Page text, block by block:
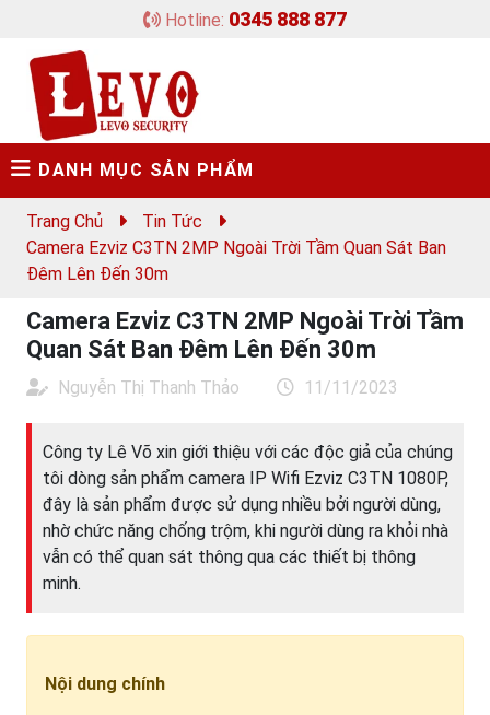
Hotline: 0345 888 877
DANH MỤC SẢN PHẨM
Trang Chủ
Tin Tức
Camera Ezviz C3TN 2MP Ngoài Trời Tầm Quan Sát Ban
Đêm Lên Đến 30m
Camera Ezviz C3TN 2MP Ngoài Trời Tầm
Quan Sát Ban Đêm Lên Đến 30m
Nguyễn Thị Thanh Thảo 11/11/2023
Công ty Lê Võ xin giới thiệu với các độc giả của chúng
tôi dòng sản phẩm camera IP Wifi Ezviz C3TN 1080P,
đây là sản phẩm được sử dụng nhiều bởi người dùng,
nhờ chức năng chống trộm, khi người dùng ra khỏi nhà
vẫn có thể quan sát thông qua các thiết bị thông
minh.
Nội dung chính